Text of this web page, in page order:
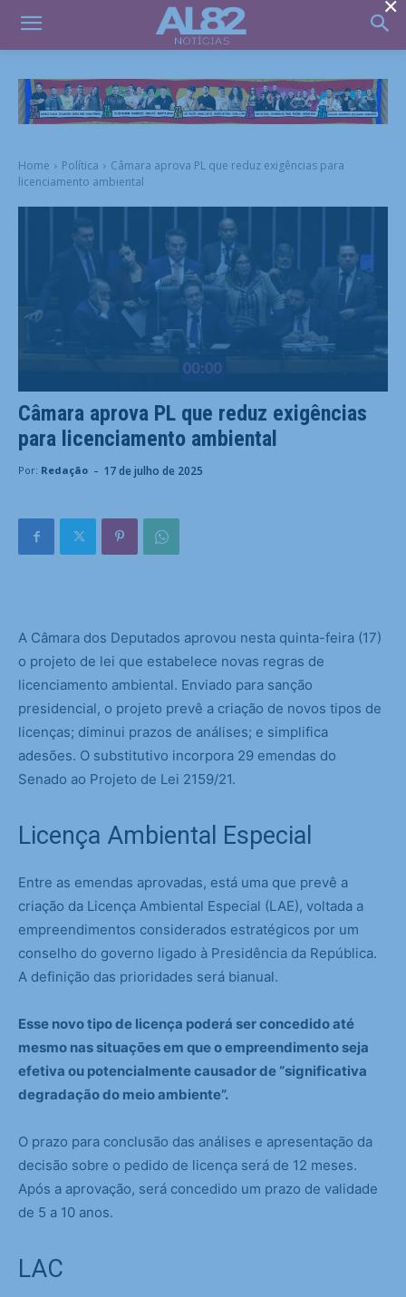
Home Política
Câmara aprova PL que reduz exigências para
licenciamento ambiental
Câmara aprova PL que reduz exigências
para licenciamento ambiental
Por: Redação - 17 de julho de 2025
A Câmara dos Deputados aprovou nesta quinta-feira (17)
o projeto de lei que estabelece novas regras de
licenciamento ambiental. Enviado para sanção
presidencial, o projeto prevê a criação de novos tipos de
licenças; diminui prazos de análises; e simplifica
adesões. O substitutivo incorpora 29 emendas do
Senado ao Projeto de Lei 2159/21.
Licença Ambiental Especial
Entre as emendas aprovadas, está uma que prevê a
criação da Licença Ambiental Especial (LAE), voltada a
empreendimentos considerados estratégicos por um
conselho do governo ligado à Presidência da República.
A definição das prioridades será bianual.
Esse novo tipo de licença poderá ser concedido até
mesmo nas situações em que o empreendimento seja
efetiva ou potencialmente causador de “significativa
degradação do meio ambiente”.
O prazo para conclusão das análises e apresentação da
decisão sobre o pedido de licença será de 12 meses.
Após a aprovação, será concedido um prazo de validade
de 5 a 10 anos.
LAC